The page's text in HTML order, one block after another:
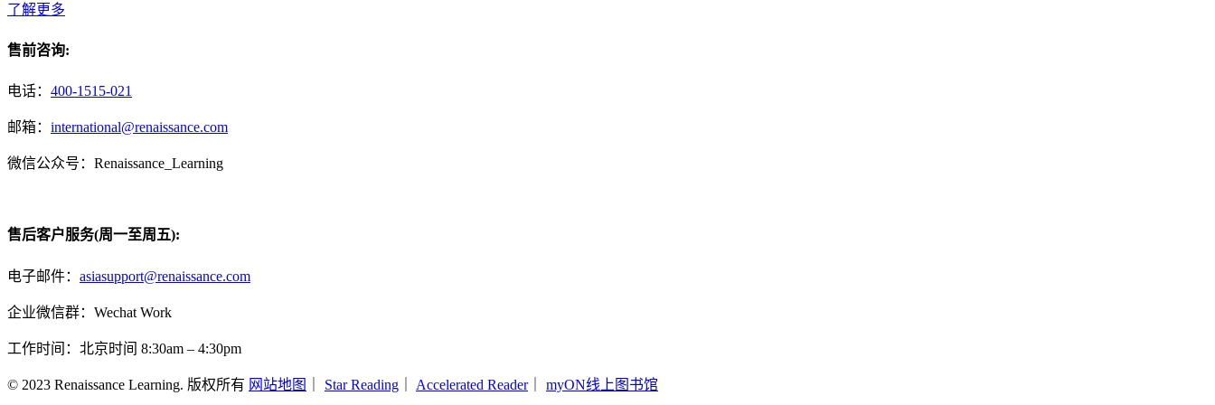
了解更多
售前咨询:
电话： 400-1515-021
邮箱： international@renaissance.com
微信公众号：Renaissance_Learning
售后客户服务(周一至周五):
电子邮件： asiasupport@renaissance.com
企业微信群：Wechat Work
工作时间：北京时间 8:30am – 4:30pm
© 2023 Renaissance Learning. 版权所有 网站地图 Star Reading Accelerated Reader｜ myON线上图书馆